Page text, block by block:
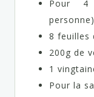
Pour 4
8 feuilles
200g de
1
Pour la